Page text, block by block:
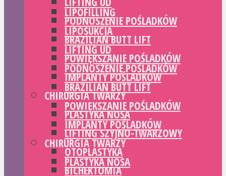
PODNOSZENIE POŚLADKÓW
BRAZILIAN BUTT LIFT
POWIĘKSZANIE POŚLADKÓW
IMPLANTY POŚLADKÓW
CHIRURGIA TWARZY
PLASTYKA NOSA
LIFTING SZYJNO-TWARZOWY
OTOPLASTYKA
BICHEKTOMIA
LIPOFILLING
LIPOSUKCJA
LIFTING UD
PODNOSZENIE POŚLADKÓW
BRAZILIAN BUTT LIFT
POWIĘKSZANIE POŚLADKÓW
IMPLANTY POŚLADKÓW
CHIRURGIA TWARZY
PLASTYKA NOSA